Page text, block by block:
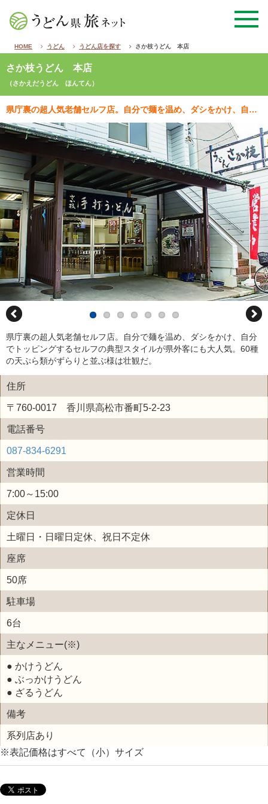
HOME うどん うどん店を探す さか枝うどん 本店
さか枝うどん 本店
（さかえだうどん ほんてん）
県庁裏の超人気老舗セルフ店。自分で麺を温め、ダシをかけ、自分でトッピングするセルフの典型スタイルが県…
県庁裏の超人気老舗セルフ店。自分で麺を温め、ダシをかけ、自分
でトッピングするセルフの典型スタイルが県外客にも大人気。60種
の天ぷら類がずらりと並ぶ様は壮観だ。
住所
〒760-0017 香川県高松市番町5-2-23
電話番号
087-834-6291
営業時間
7:00～15:00
定休日
土曜日・日曜日定休、祝日不定休
座席
50席
駐車場
6台
主なメニュー(※)
● かけうどん
● ぶっかけうどん
● ざるうどん
備考
系列店あり
※表記価格はすべて（小）サイズ